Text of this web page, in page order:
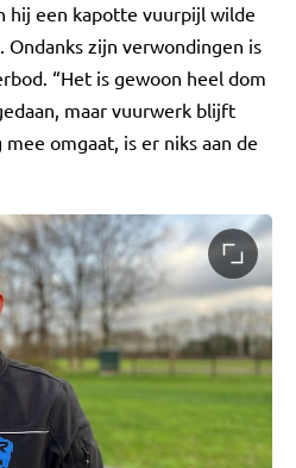
hij een kapotte vuurpijl wilde
zijn verwondingen is
“Het is gewoon heel dom
maar vuurwerk blijft
omgaat, is er niks aan de